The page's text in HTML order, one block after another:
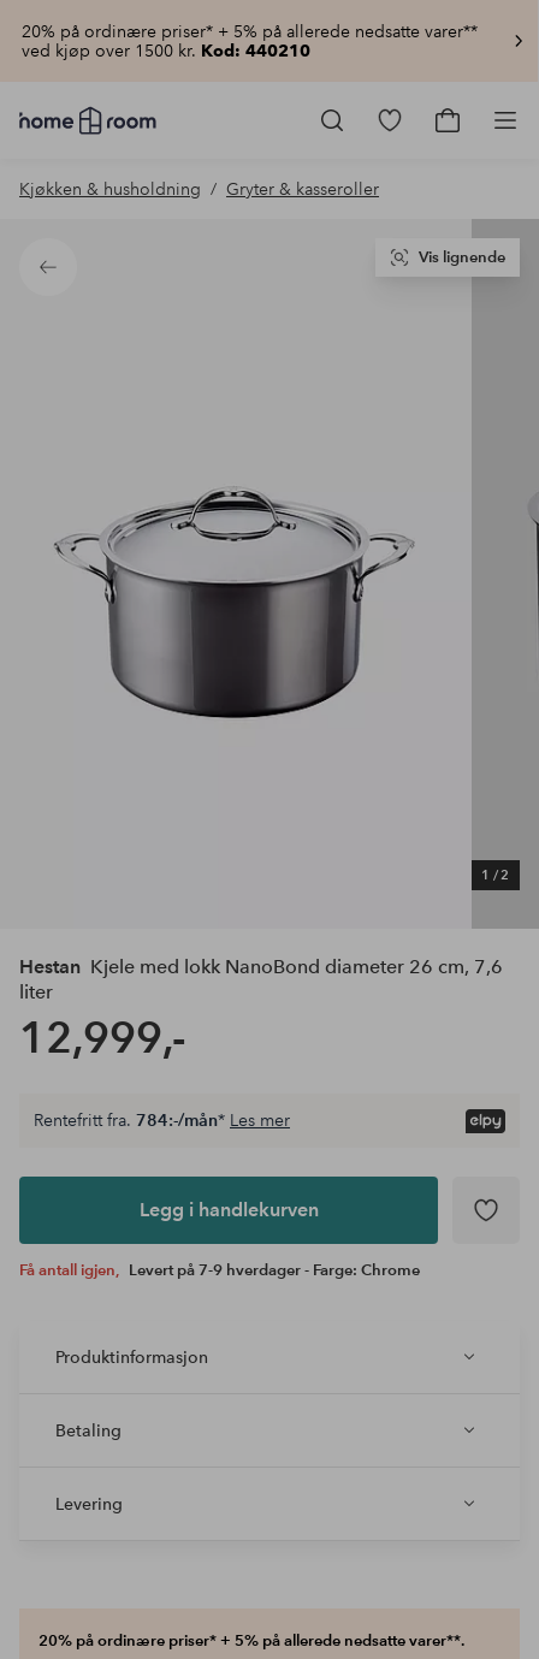
20% på ordinære priser* + 5% på allerede nedsatte varer**
ved kjøp over 1500 kr. Kod: 440210
Homeroom
–
hjemmet
pris
Gå
Gå
Kjøkken & husholdning Gryter & kasseroller
Tilbake
1 /2
Vis lignende
Hestan Kjele med lokk NanoBond diameter 26 cm, 7,6
liter
12,999,-
Legg i
Rentefritt fra. 784:-/mån* Les mer
Legg i handlekurven
Få antall igjen, Levert på 7-9 hverdager - Farge: Chrome
Produktinformasjon
Betaling
Levering
20% på ordinære priser* + 5% på allerede nedsatte varer**.